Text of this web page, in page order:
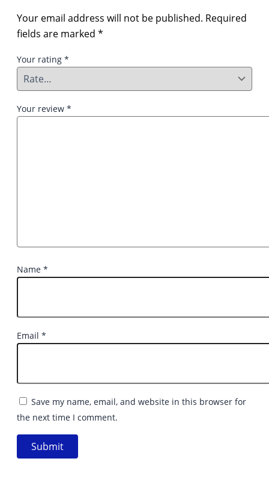
Your email address will not be published. Required
fields are marked *
Your rating *
Your review *
Name *
Email *
Save my name, email, and website in this browser for
the next time I comment.